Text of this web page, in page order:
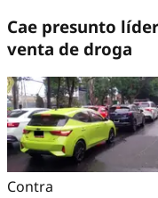
Cae presunto
venta de droga
Contra